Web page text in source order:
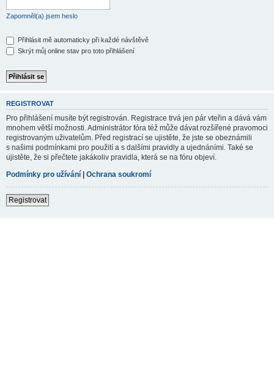
Zapomněl(a) jsem heslo
Přihlásit mě automaticky při každé návštěvě
Skrýt můj online stav pro toto přihlášení
REGISTROVAT
Pro přihlášení musíte být registrován. Registrace trvá jen pár vteřin a dává vám
mnohem větší možnosti. Administrátor fóra též může dávat rozšířené pravomoci
registrovaným uživatelům. Před registrací se ujistěte, že jste se obeznámili
s našimi podmínkami pro použití a s dalšími pravidly a ujednáními. Také se
ujistěte, že si přečtete jakákoliv pravidla, která se na fóru objeví.
Podmínky pro užívání | Ochrana soukromí
Registrovat